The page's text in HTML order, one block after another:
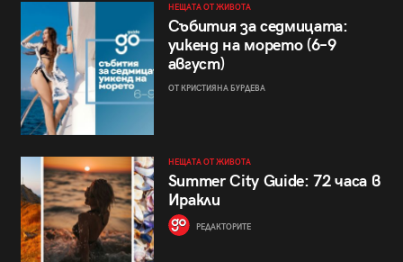
НЕЩАТА ОТ ЖИВОТА
Събития за седмицата:
уикенд на морето (6–9
август)
ОТ КРИСТИЯНА БУРДЕВА
НЕЩАТА ОТ ЖИВОТА
Summer City Guide: 72 часа в
Иракли
РЕДАКТОРИТЕ